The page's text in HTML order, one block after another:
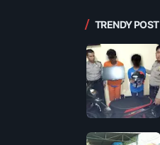
TRENDY POST